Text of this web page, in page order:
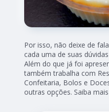
Por isso, não deixe de
cada uma de suas
Além do que já foi
também trabalha com
Confeitaria, Bolos e
outras opções. Saiba